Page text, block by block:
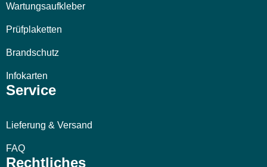
Wartungsaufkleber
Prüfplaketten
Brandschutz
Infokarten
Service
Lieferung & Versand
FAQ
Rechtliches